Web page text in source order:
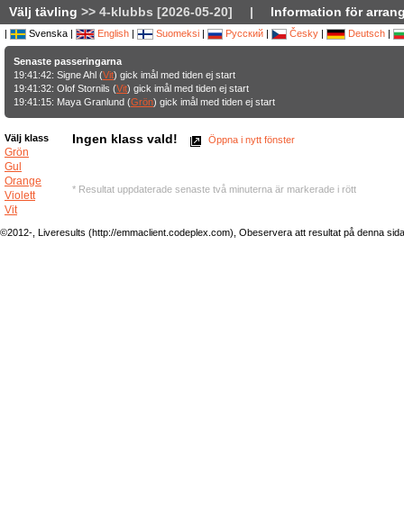
Välj tävling >> 4-klubbs [2026-05-20] | Information för
| Svenska | English | Suomeksi | Русский | Česky | Deutsch |
Senaste passeringarna
19:41:42: Signe Ahl (Vit) gick imål med tiden ej start
19:41:32: Olof Stornils (Vit) gick imål med tiden ej start
19:41:15: Maya Granlund (Grön) gick imål med tiden ej start
Välj klass
Grön
Gul
Orange
Violett
Vit
Ingen klass vald! Öppna i nytt fönster
* Resultat uppdaterade senaste två minuterna är markerade i rött
©2012-, Liveresults (http://emmaclient.codeplex.com), Obeservera att resultat på denna